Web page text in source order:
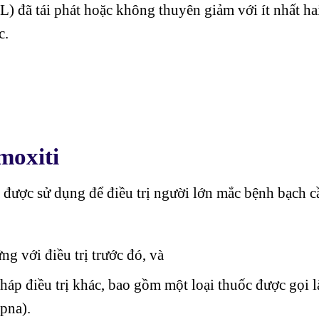
đã tái phát hoặc không thuyên giảm với ít nhất
sử dụng để điều trị người lớn mắc bệnh bạch
với điều trị trước đó, và
điều trị khác, bao gồm một loại thuốc được gọi